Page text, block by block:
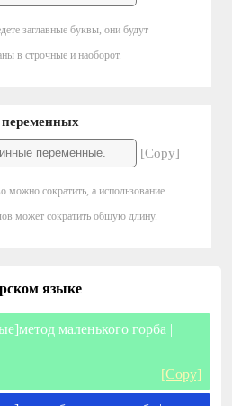
заглавные буквы, они будут
в строчные и наоборот.
[Copy]
можно сократить, а использование
может сократить общую длину.
языке
маленького горба |
[Copy]